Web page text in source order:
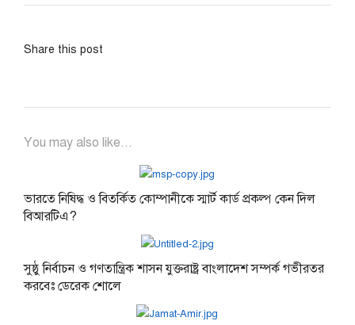
Share this post
You may also like...
ভারতে নিষিদ্ধ ও বিতর্কিত কোম্পানীকে স্মার্ট কার্ড প্রকল্প কেন দিল
বিআরটিএ?
সুষ্ঠু নির্বাচন ও গণতান্ত্রিক শাসন যুক্তরাষ্ট্র বাংলাদেশ সম্পর্ক গভীরতর
করবেঃ ডেরেক শোলে